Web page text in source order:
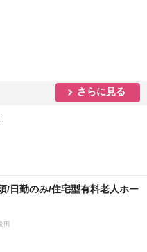
さらに見る
/日勤のみ/住宅型有料老人ホー
田